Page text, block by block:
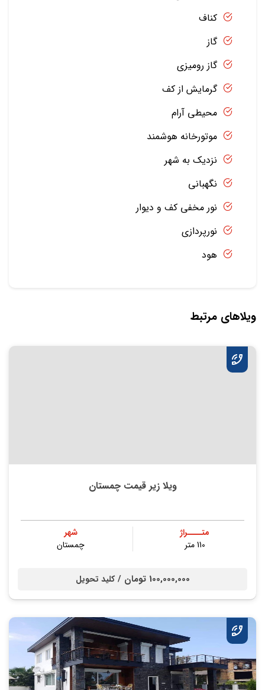
کناف
گاز
گاز رومیزی
گرمایش از کف
محیطی آرام
موتورخانه هوشمند
نزدیک به شهر
نگهبانی
نور مخفی کف و دیوار
نورپردازی
هود
ویلاهای مرتبط
ویلا زیر قیمت چمستان
متــــراژ
110 متر
شهر
چمستان
100,000,000 تومان / کلید تحویل